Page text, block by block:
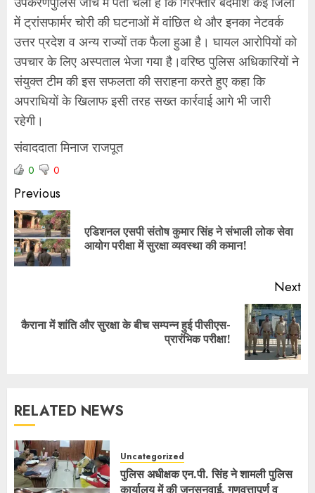
में ट्रांसफार्मर चोरी की घटनाओं में वांछित थे और इनका नेटवर्क
उत्तर प्रदेश व अन्य राज्यों तक फैला हुआ है। घायल आरोपियों को
उपचार के लिए अस्पताल भेजा गया है।वरिष्ठ पुलिस अधिकारियों ने
संयुक्त टीम की इस सफलता की सराहना करते हुए कहा कि
अपराधियों के खिलाफ इसी तरह सख्त कार्रवाई आगे भी जारी
रहेगी।
संवाददाता मिनाज राजपूत
0 0
Previous
एडिशनल एसपी संतोष कुमार सिंह ने संभाली लोक सेवा
आयोग परीक्षा में सुरक्षा व्यवस्था की कमान!
Next
कैराना में शांति और सुरक्षा के बीच सम्पन्न हुई पीसीएस-
प्रारंभिक परीक्षा!
RELATED NEWS
Uncategorized
पुलिस अधीक्षक एन.पी. सिंह ने शामली पुलिस
कार्यालय में की जनसुनवाई, गुणवत्तापूर्ण व